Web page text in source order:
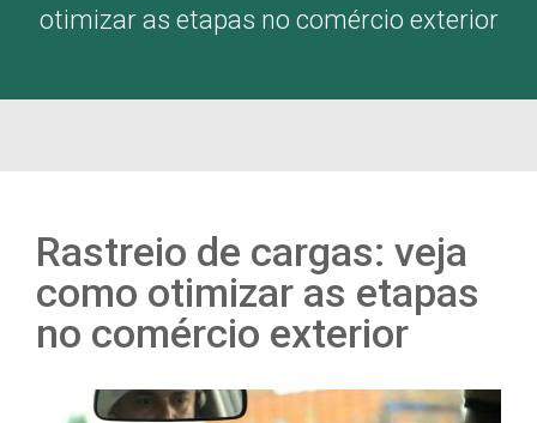
otimizar as etapas no comércio exterior
Rastreio de cargas: veja
como otimizar as etapas
no comércio exterior